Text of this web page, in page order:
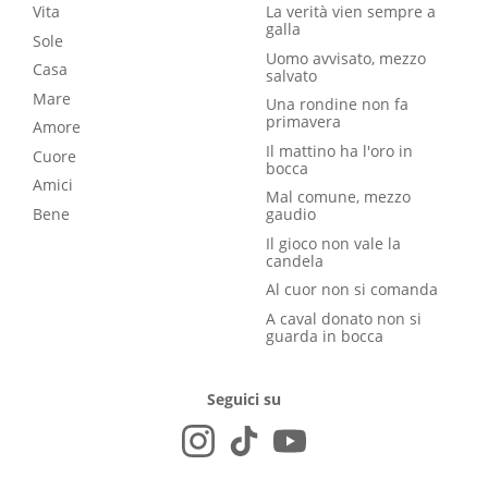
Vita
Sole
Casa
Mare
Amore
Cuore
Amici
Bene
La verità vien sempre a
galla
Uomo avvisato, mezzo
salvato
Una rondine non fa
primavera
Il mattino ha l'oro in
bocca
Mal comune, mezzo
gaudio
Il gioco non vale la
candela
Al cuor non si comanda
A caval donato non si
guarda in bocca
Seguici su